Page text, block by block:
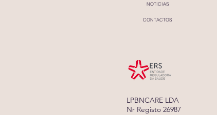
Forbes Portugal
NOTICIAS
CONTACTOS
LPBNCARE LDA
Nr Registo 26987